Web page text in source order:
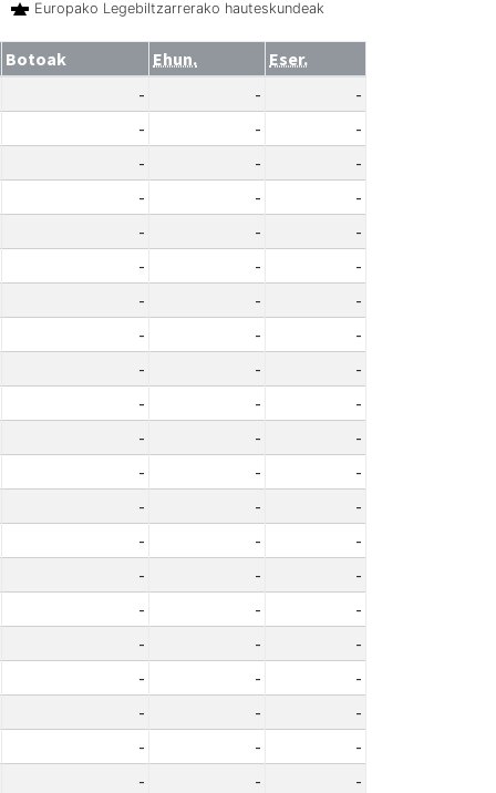
Europako Legebiltzarrerako hauteskundeak
Botoak Ehun.
Eser.
- -
-
- -
-
- -
-
- -
-
- -
-
- -
-
- -
-
- -
-
- -
-
- -
-
- -
-
- -
-
- -
-
- -
-
- -
-
- -
-
- -
-
- -
-
- -
-
- -
-
- -
-